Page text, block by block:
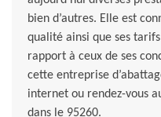
bien d’autres. Elle est
qualité ainsi que ses
rapport à ceux de ses
cette entreprise
internet ou rendez-vous
dans le 95260.